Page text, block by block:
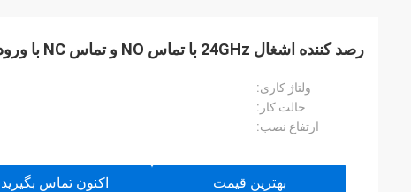
رصد کننده اشغال 24GHz با تماس NO و تماس NC با ورودی AC
ولتاژ کاری:
حالت کار:
ارتفاع نصب:
بهترین قیمت اکنون تماس بگیرید